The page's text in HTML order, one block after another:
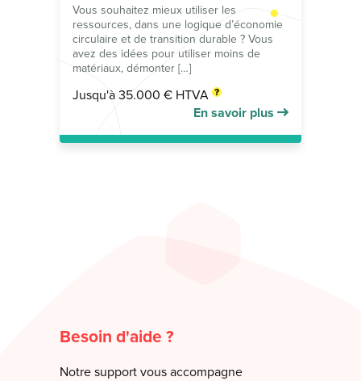
Vous souhaitez mieux utiliser les
ressources, dans une logique d’économie
circulaire et de transition durable ? Vous
avez des idées pour utiliser moins de
matériaux, démonter […]
Jusqu'à 35.000 € HTVA
En savoir plus
Besoin d'aide ?
Notre support vous accompagne